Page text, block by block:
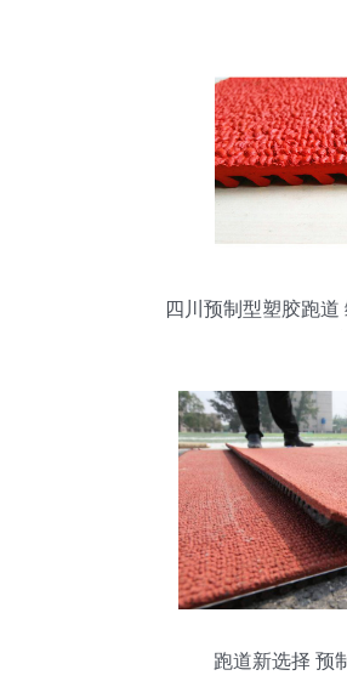
四川预制型塑胶跑
跑道新选择 预